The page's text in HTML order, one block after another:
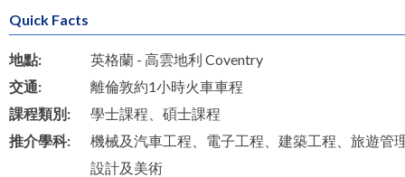
Quick Facts
地點:
英格蘭 - 高雲地利 Coventry
交通:
離倫敦約1小時火車車程
課程類別:
學士課程、碩士課程
推介學科:
機械及汽車工程、電子工程、建築工程、旅遊管
設計及美術